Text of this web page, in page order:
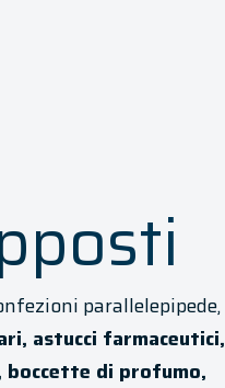
parallelepipede,
astucci farmaceutici,
di profumo,